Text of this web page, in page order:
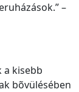
–
a kisebb
bõvülésében